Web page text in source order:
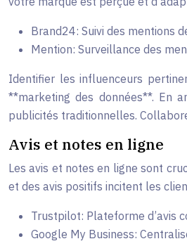
Brand24: Suivi des mentions
Mention: Surveillance des
Identifier les influenceurs
**marketing des données**. En
publicités traditionnelles.
Avis et notes en ligne
Les avis et notes en ligne sont
et des avis positifs incitent les
Trustpilot: Plateforme d’avis
Google My Business: